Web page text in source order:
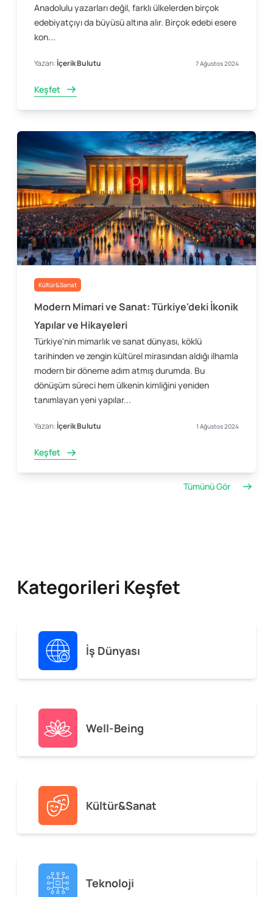
Anadolulu yazarları değil, farklı ülkelerden birçok
edebiyatçıyı da büyüsü altına alır. Birçok edebi esere
kon...
Yazan:İçerik Bulutu 7 Ağustos 2024
Keşfet
Kültür&Sanat
Modern Mimari ve Sanat: Türkiye'deki İkonik
Yapılar ve Hikayeleri
Türkiye'nin mimarlık ve sanat dünyası, köklü
tarihinden ve zengin kültürel mirasından aldığı ilhamla
modern bir döneme adım atmış durumda. Bu
dönüşüm süreci hem ülkenin kimliğini yeniden
tanımlayan yeni yapılar...
Yazan:İçerik Bulutu 1 Ağustos 2024
Keşfet
Tümünü Gör
Kategorileri Keşfet
İş Dünyası
Well-Being
Kültür&Sanat
Teknoloji